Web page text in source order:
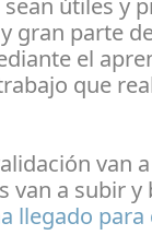
útiles y
gran parte
el
que
van
van a subir y
llegado para